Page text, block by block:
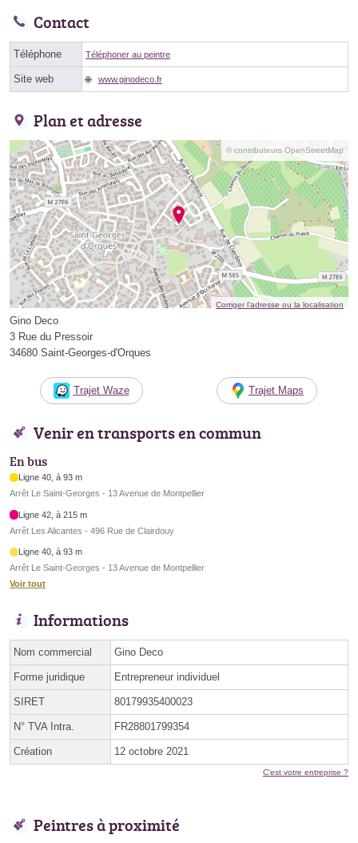
Contact
Téléphone Téléphoner au peintre
Site web www.ginodeco.fr
Plan et adresse
© contributeurs OpenStreetMap
Corriger l’adresse ou la localisation
Gino Deco
3 Rue du Pressoir
34680 Saint-Georges-d'Orques
Trajet Waze Trajet Maps
Venir en transports en commun
En bus
Ligne 40, à 93 m
Arrêt Le Saint-Georges - 13 Avenue de Montpellier
Ligne 42, à 215 m
Arrêt Les Alicantes - 496 Rue de Clairdouy
Ligne 40, à 93 m
Arrêt Le Saint-Georges - 13 Avenue de Montpellier
Voir tout
Informations
Nom commercial Gino Deco
Forme juridique Entrepreneur individuel
SIRET 80179935400023
N° TVA Intra. FR28801799354
Création 12 octobre 2021
C'est votre entreprise ?
Peintres à proximité